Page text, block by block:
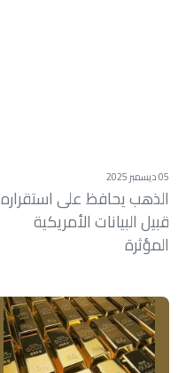
05 ديسمبر 2025
الذهب يحافظ على استقراره
قبيل البيانات الأمريكية
المؤثرة